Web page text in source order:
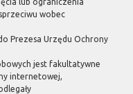
wobec
Prezesa Urzędu Ochrony
jest fakultatywne
internetowej,